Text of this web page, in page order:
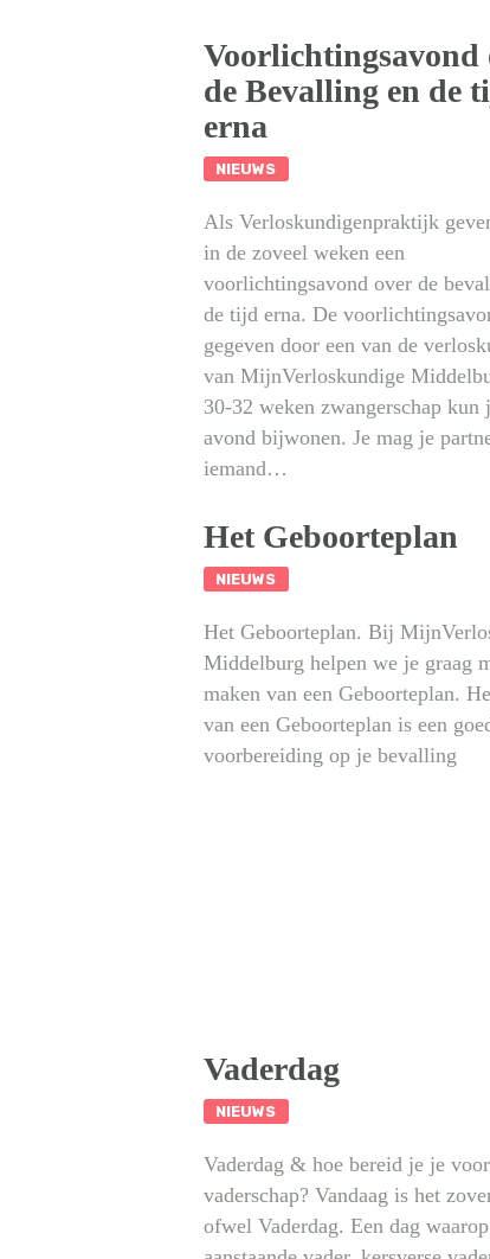
Voorlichtingsavond
de Bevalling en de
erna
NIEUWS
Als Verloskundigenpraktijk
in de zoveel weken een
voorlichtingsavond over de
de tijd erna. De
gegeven door een van de
van MijnVerloskundige
30-32 weken zwangerschap kun
avond bijwonen. Je mag je
iemand…
Het Geboorteplan
NIEUWS
Het Geboorteplan. Bij
Middelburg helpen we je graag
maken van een Geboorteplan.
van een Geboorteplan is een
voorbereiding op je bevalling
Vaderdag
NIEUWS
Vaderdag & hoe bereid je je
vaderschap? Vandaag is het
ofwel Vaderdag. Een dag